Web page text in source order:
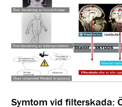
Symtom vid filterskada: